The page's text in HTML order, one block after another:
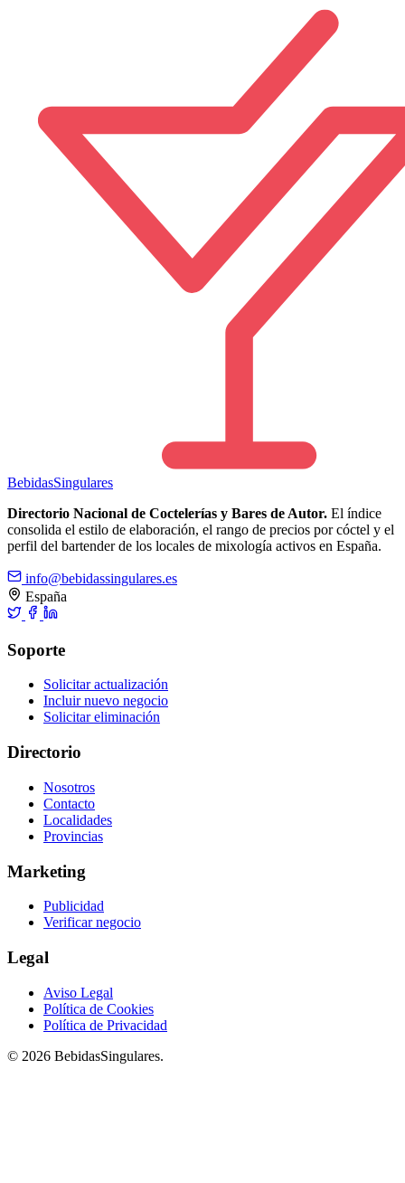
BebidasSingulares
Directorio Nacional de Coctelerías y Bares de Autor. El índice
consolida el estilo de elaboración, el rango de precios por cóctel y el
perfil del bartender de los locales de mixología activos en España.
info@bebidassingulares.es
España
Soporte
Solicitar actualización
Incluir nuevo negocio
Solicitar eliminación
Directorio
Nosotros
Contacto
Localidades
Provincias
Marketing
Publicidad
Verificar negocio
Legal
Aviso Legal
Política de Cookies
Política de Privacidad
© 2026 BebidasSingulares.